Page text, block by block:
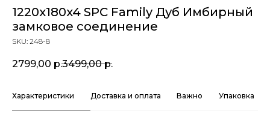
1220x180x4 SPC Family Дуб Имбирный
замковое соединение
SKU: 248-8
2799,00 р.3499,00 р.
Характеристики Доставка и оплата Важно Упаковка